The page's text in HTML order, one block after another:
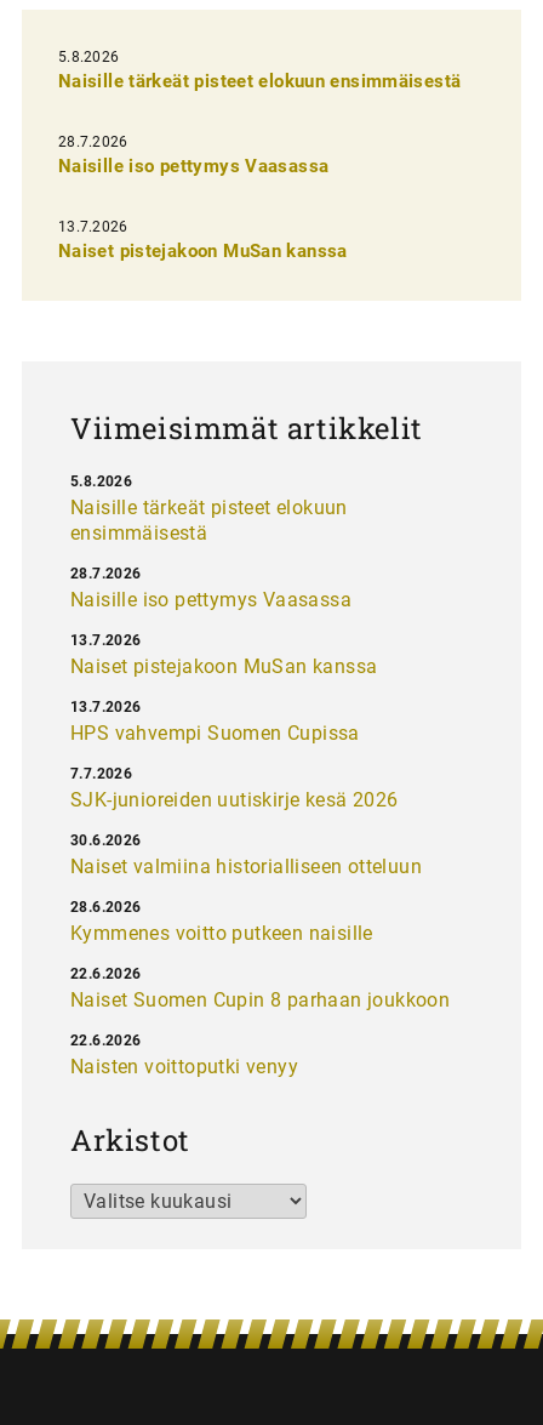
e
l
i
e
n
e
5.8.2026
Naisille tärkeät pisteet elokuun ensimmäisestä
28.7.2026
Naisille iso pettymys Vaasassa
13.7.2026
Naiset pistejakoon MuSan kanssa
Viimeisimmät artikkelit
Naisille tärkeät pisteet elokuun
ensimmäisestä
5.8.2026
Naisille iso pettymys Vaasassa
28.7.2026
Naiset pistejakoon MuSan kanssa
13.7.2026
HPS vahvempi Suomen Cupissa
13.7.2026
SJK-junioreiden uutiskirje kesä 2026
7.7.2026
Naiset valmiina historialliseen otteluun
30.6.2026
Kymmenes voitto putkeen naisille
28.6.2026
Naiset Suomen Cupin 8 parhaan joukkoon
22.6.2026
Naisten voittoputki venyy
22.6.2026
Arkistot
Arkistot